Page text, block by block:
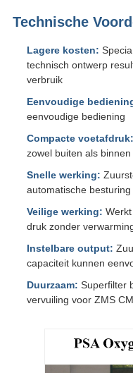
Technische
Lagere kosten:
technisch ontwerp
verbruik
Eenvoudige
eenvoudige bediening
Compacte voetafdruk:
zowel buiten als
Snelle werking:
automatische besturing
Veilige werking:
druk zonder
Instelbare output:
capaciteit kunnen
Duurzaam: Superfilter
vervuiling voor ZMS